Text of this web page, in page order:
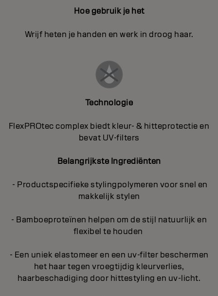
Hoe gebruik je het
Wrijf heten je handen en werk in droog haar.
Technologie
FlexPROtec complex biedt kleur- & hitteprotectie en
bevat UV-filters
Belangrijkste Ingrediënten
- Productspecifieke stylingpolymeren voor snel en
makkelijk stylen
- Bamboeproteïnen helpen om de stijl natuurlijk en
flexibel te houden
- Een uniek elastomeer en een uv-filter beschermen
het haar tegen vroegtijdig kleurverlies,
haarbeschadiging door hittestyling en uv-licht.